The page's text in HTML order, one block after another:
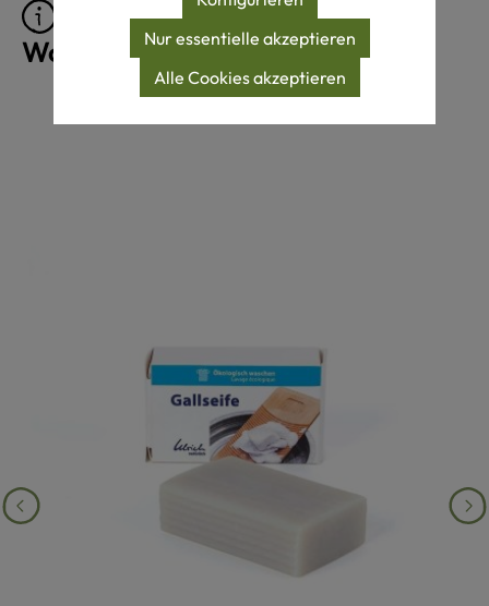
Pflegeprodukte für
Wollprodukte
Produktgalerie überspringen
Nur essentielle akzeptieren
Alle Cookies akzeptieren